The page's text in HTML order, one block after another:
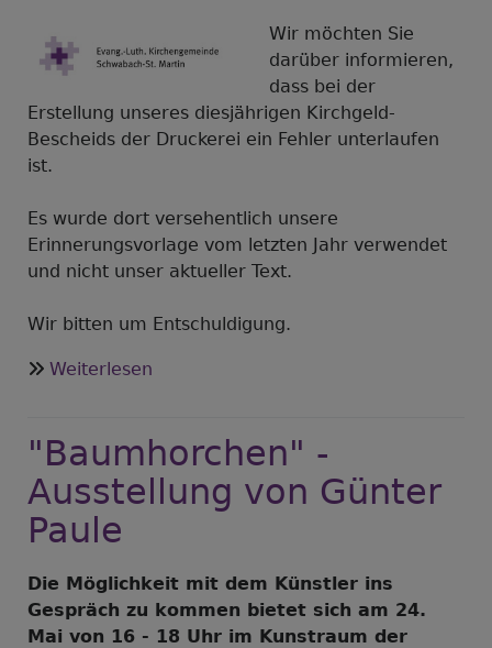
AUSSERgewöhnlich"Wir möchten Sie
darüber informieren,
dass bei der
Erstellung unseres diesjährigen Kirchgeld-
Bescheids der Druckerei ein Fehler unterlaufen
ist.
Es wurde dort versehentlich unsere
Erinnerungsvorlage vom letzten Jahr verwendet
und nicht unser aktueller Text.
Wir bitten um Entschuldigung.
Weiterlesen
"Baumhorchen" -
Ausstellung von Günter
Paule
Die Möglichkeit mit dem Künstler ins
Gespräch zu kommen bietet sich am 24.
Mai von 16 - 18 Uhr im Kunstraum der